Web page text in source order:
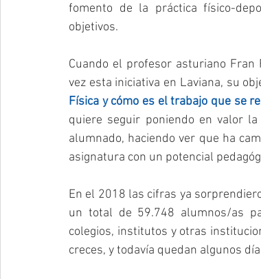
fomento de la práctica físico-
objetivos.
Cuando el profesor asturiano
vez esta iniciativa en Laviana, su
Física y cómo es el trabajo que se
quiere seguir poniendo en valor
alumnado, haciendo ver que ha
asignatura con un potencial
En el 2018 las cifras ya
un total de 59.748 alumnos/as
colegios, institutos y otras
creces, y todavía quedan algunos